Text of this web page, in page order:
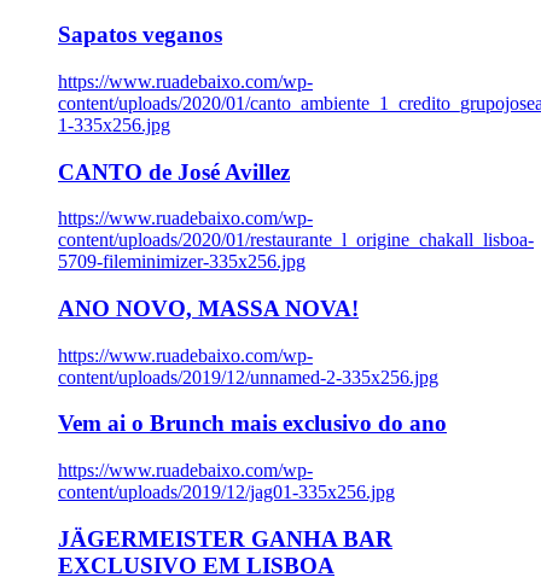
Sapatos veganos
https://www.ruadebaixo.com/wp-
content/uploads/2020/01/
1-335x256.jpg
CANTO de José Avillez
https://www.ruadebaixo.com/wp-
content/uploads/2020/01/restaurante_l_origine_chakall_lisboa-
5709-fileminimizer-335x256.jpg
ANO NOVO, MASSA NOVA!
https://www.ruadebaixo.com/wp-
content/uploads/2019/12/unnamed-2-335x256.jpg
Vem ai o Brunch mais exclusivo do ano
https://www.ruadebaixo.com/wp-
content/uploads/2019/12/jag01-335x256.jpg
JÄGERMEISTER GANHA BAR
EXCLUSIVO EM LISBOA